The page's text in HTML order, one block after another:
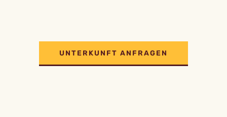
UNTERKUNFT ANFRAGEN